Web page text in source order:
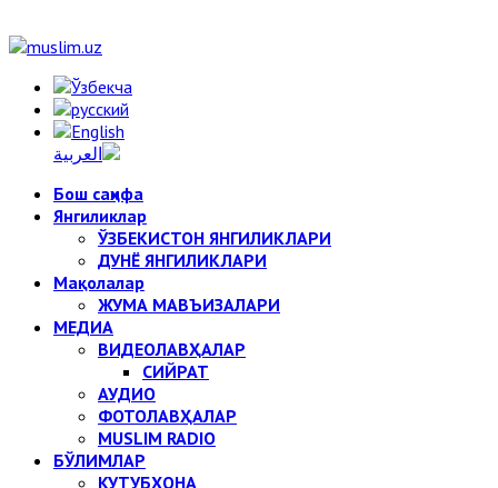
Бош саҳифа
Янгиликлар
ЎЗБЕКИСТОН ЯНГИЛИКЛАРИ
ДУНЁ ЯНГИЛИКЛАРИ
Мақолалар
ЖУМА МАВЪИЗАЛАРИ
МЕДИА
ВИДЕОЛАВҲАЛАР
СИЙРАТ
АУДИО
ФОТОЛАВҲАЛАР
MUSLIM RADIO
БЎЛИМЛАР
КУТУБХОНА